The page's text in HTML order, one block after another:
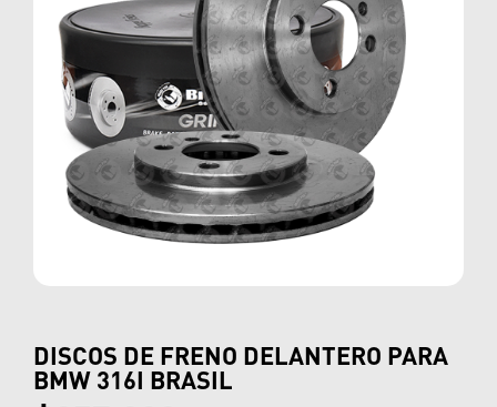
DISCOS DE FRENO DELANTERO PARA
BMW 316I BRASIL